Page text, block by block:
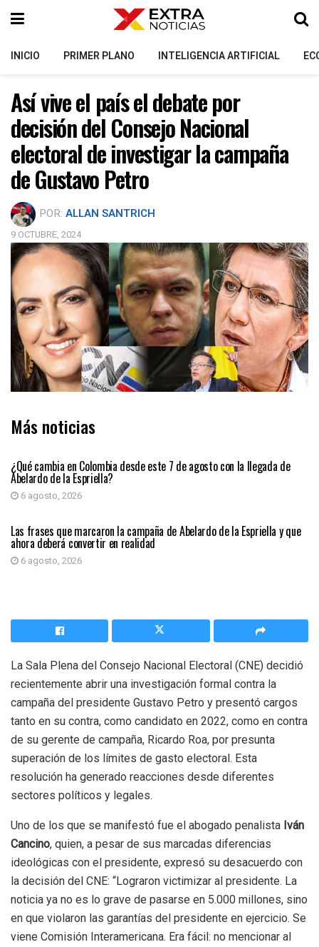
INICIO PRIMER PLANO INTELIGENCIA ARTIFICIAL
Así vive el país el debate por
decisión del Consejo Nacional
electoral de investigar la campaña
de Gustavo Petro
POR: ALLAN SANTRICH
9 OCTUBRE, 2024
Más noticias
¿Qué cambia en Colombia desde este 7 de agosto con la llegada de
Abelardo de la Espriella?
6 agosto, 2026
PRIMER PLANO
Las frases que marcaron la campaña de Abelardo de la Espriella y que
ahora deberá convertir en realidad
6 agosto, 2026
La Sala Plena del Consejo Nacional Electoral (CNE) decidió
recientemente abrir una investigación formal contra la
campaña del presidente Gustavo Petro y presentó cargos
tanto en su contra, como candidato en 2022, como en contra
de su gerente de campaña, Ricardo Roa, por presunta
superación de los límites de gasto electoral. Esta
resolución ha generado reacciones desde diferentes
sectores políticos y legales.
Uno de los que se manifestó fue el abogado penalista Iván
Cancino, quien, a pesar de sus marcadas diferencias
ideológicas con el presidente, expresó su desacuerdo con
la decisión del CNE: “Lograron victimizar al presidente. La
noticia ya no es lo grave de pasarse en 5.000 millones, sino
en que violaron las garantías del presidente en ejercicio. Se
viene Comisión Interamericana. Era fácil: no mencionar al